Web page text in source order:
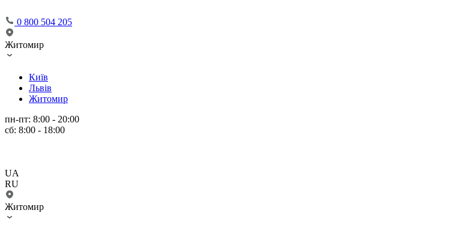
0 800 504 205
Житомир
Київ
Львів
Житомир
пн-пт: 8:00 - 20:00
сб: 8:00 - 18:00
UA
RU
Житомир